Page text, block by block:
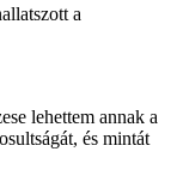
a
lehettem annak a
és mintát